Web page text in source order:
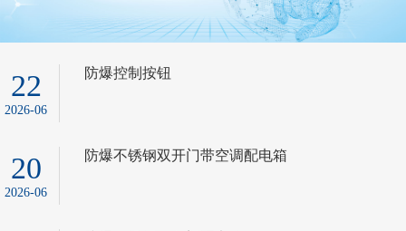
22
2026-06
防爆控制按钮
20
2026-06
防爆不锈钢双开门带空调配电箱